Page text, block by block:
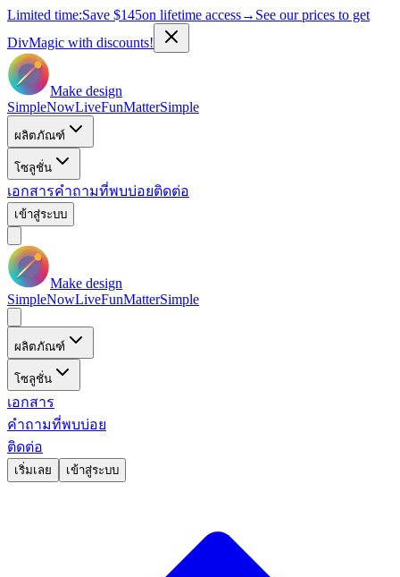
Limited time:Save $145on lifetime access→ See our prices to get
DivMagic with discounts!
Make design
SimpleNowLiveFunMatterSimple
ผลิตภัณฑ์
โซลูชั่น
เอกสารคำถามที่พบบ่อยติดต่อ
เข้าสู่ระบบ
Make design
SimpleNowLiveFunMatterSimple
ผลิตภัณฑ์
โซลูชั่น
เอกสาร
คำถามที่พบบ่อย
ติดต่อ
เริ่มเลย เข้าสู่ระบบ